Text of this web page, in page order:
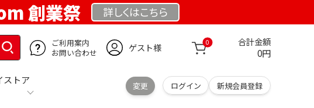
創業祭 詳しくはこちら
ご利用案内
お問い合わせ
ゲスト様 0 合計金額
0円
ストア
変更 ログイン 新規会員登録